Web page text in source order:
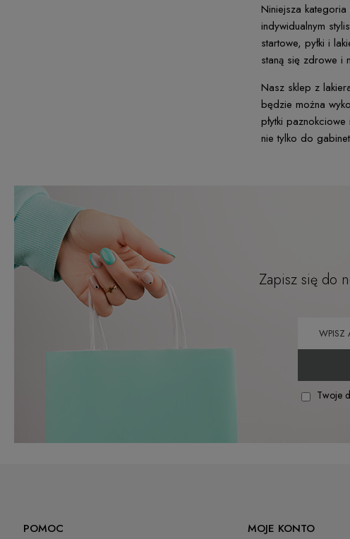
Niniejsza
indywidualnym
startowe, pyłki i
staną się zdrowe i
Nasz sklep z
będzie można
płytki
nie tylko do
Zapisz się do
Twoje
POMOC MOJE KONTO